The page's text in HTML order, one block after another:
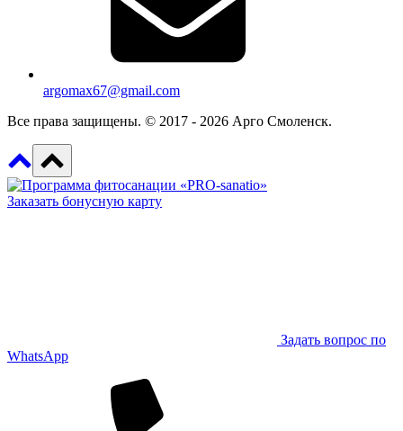
argomax67@gmail.com
Все права защищены. © 2017 - 2026 Арго Смоленск.
Заказать бонусную карту
Задать вопрос по
WhatsApp